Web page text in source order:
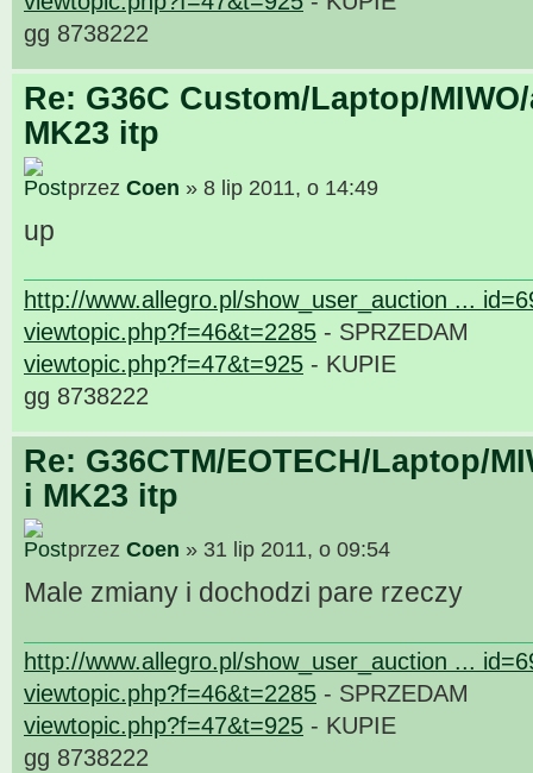
gg 8738222
Re: G36C Custom/Laptop/
MK23 itp
przez Coen » 8 lip 2011, o 14:49
up
http://www.allegro.pl/show_user_auction ...
viewtopic.php?f=46&t=2285 - SPRZEDAM
viewtopic.php?f=47&t=925 - KUPIE
gg 8738222
Re: G36CTM/EOTECH/Laptop/
i MK23 itp
przez Coen » 31 lip 2011, o 09:54
Male zmiany i dochodzi pare rzeczy
http://www.allegro.pl/show_user_auction ...
viewtopic.php?f=46&t=2285 - SPRZEDAM
viewtopic.php?f=47&t=925 - KUPIE
gg 8738222